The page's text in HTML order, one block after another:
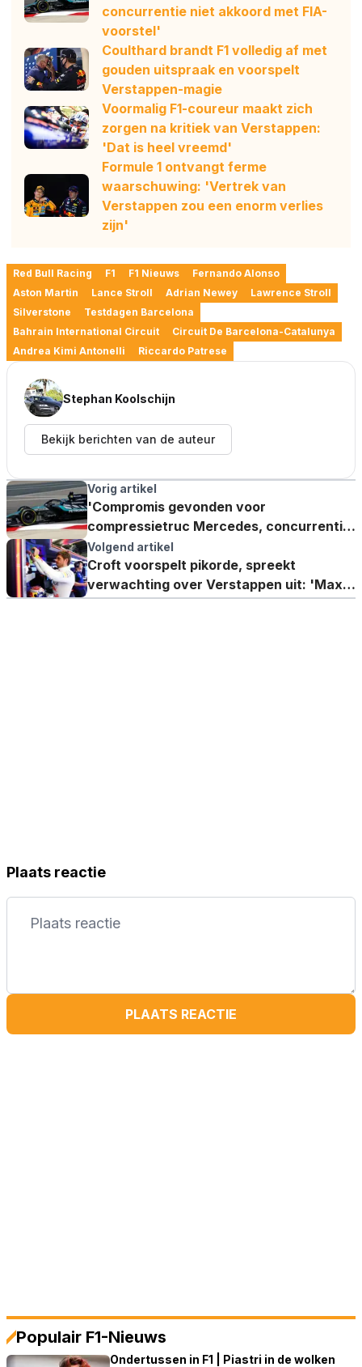
concurrentie niet akkoord met FIA-
voorstel'
Coulthard brandt F1 volledig af met
gouden uitspraak en voorspelt
Verstappen-magie
Voormalig F1-coureur maakt zich
zorgen na kritiek van Verstappen:
'Dat is heel vreemd'
Formule 1 ontvangt ferme
waarschuwing: 'Vertrek van
Verstappen zou een enorm verlies
zijn'
Red Bull Racing F1 F1 Nieuws
Fernando Alonso
Aston Martin
Lance Stroll Adrian Newey
Lawrence Stroll
Silverstone
Testdagen Barcelona
Bahrain International Circuit
Circuit De Barcelona-Catalunya
Andrea Kimi Antonelli
Riccardo Patrese
Stephan Koolschijn
Bekijk berichten van de auteur
Vorig artikel
'Compromis gevonden voor
compressietruc Mercedes, concurrentie
niet akkoord met FIA-voorstel'
Volgend artikel
Croft voorspelt pikorde, spreekt
verwachting over Verstappen uit: 'Max
kan echt het verschil maken'
Plaats reactie
PLAATS REACTIE
Populair F1-Nieuws
Ondertussen in F1 | Piastri in de wolken